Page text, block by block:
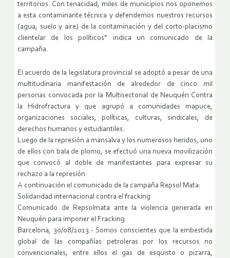
territorios. Con tenacidad, miles de municipios nos oponemos
a esta contaminante técnica y defendemos nuestros recursos
(agua, suelo y aire) de la contaminación y del corto-placismo
clientelar de los políticos” indica un comunicado de la
campaña.
El acuerdo de la legislatura provincial se adoptó a pesar de una
multitudinaria manifestación de alrededor de cinco mil
personas convocada por la Multisectorial de Neuquén Contra
la Hidrofractura y que agrupó a comunidades mapuce,
organizaciones sociales, políticas, culturas, sindicales, de
derechos humanos y estudiantiles.
Luego de la represión a mansalva y los numerosos heridos, uno
de ellos con bala de plomo, se efectuó una nueva movilización
que convocó al doble de manifestantes para expresar su
rechazo a la represión.
A continuación el comunicado de la campaña Repsol Mata:
Solidaridad internacional contra el fracking
Comunicado de Repsolmata ante la violencia generada en
Neuquén para imponer el Fracking
Barcelona, 30/08/2013.- Somos conscientes que la embestida
global de las compañías petroleras por los recursos no
convencionales, entre ellos el gas de esquisto o pizarra,